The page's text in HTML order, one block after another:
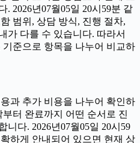
. 2026년07월05일 20시59분 같
범위, 상담 방식, 진행 절차,
가 다를 수 있습니다. 따라서
준으로 항목을 나누어 비교하
과 추가 비용을 나누어 확인하
터 완료까지 어떤 순서로 진
니다. 2026년07월05일 20시59
하게 안내되어 있으면 현재 상